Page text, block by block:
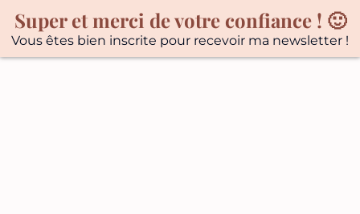
Super et merci de votre confiance ! 🙂
Vous êtes bien inscrite pour recevoir ma newsletter !